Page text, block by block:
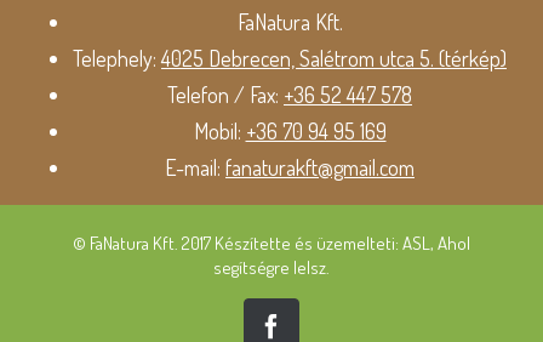
FaNatura Kft.
Telephely:4025 Debrecen, Salétrom utca 5. (térkép)
Telefon / Fax: +36 52 447 578
Mobil: +36 70 94 95 169
E-mail: fanaturakft@gmail.com
© FaNatura Kft. 2017 Készítette és üzemelteti: ASL, Ahol
segítségre lelsz.